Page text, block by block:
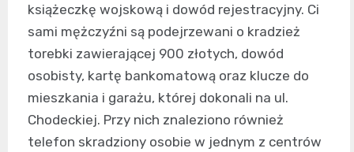
książeczkę wojskową i dowód rejestracyjny. Ci
sami mężczyźni są podejrzewani o kradzież
torebki zawierającej 900 złotych, dowód
osobisty, kartę bankomatową oraz klucze do
mieszkania i garażu, której dokonali na ul.
Chodeckiej. Przy nich znaleziono również
telefon skradziony osobie w jednym z centrów